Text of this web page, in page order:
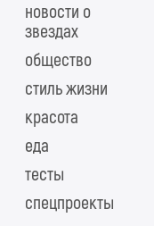
новости о
звездах
общество
стиль жизни
красота
еда
тесты
спецпроекты